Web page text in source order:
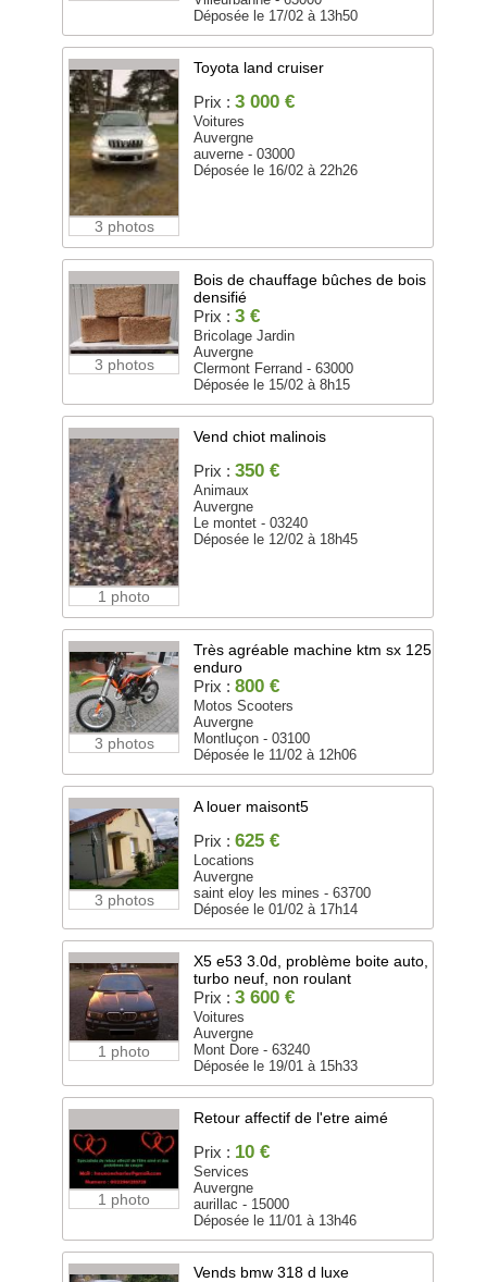
Déposée le 17/02 à 13h50
3 photos
Toyota land cruiser
Prix : 3 000 €
Voitures
Auvergne
auverne - 03000
Déposée le 16/02 à 22h26
3 photos
Bois de chauffage bûches de bois
densifié
Prix : 3 €
Bricolage Jardin
Auvergne
Clermont Ferrand - 63000
Déposée le 15/02 à 8h15
1 photo
Vend chiot malinois
Prix : 350 €
Animaux
Auvergne
Le montet - 03240
Déposée le 12/02 à 18h45
3 photos
Très agréable machine ktm sx 125
enduro
Prix : 800 €
Motos Scooters
Auvergne
Montluçon - 03100
Déposée le 11/02 à 12h06
3 photos
A louer maisont5
Prix : 625 €
Locations
Auvergne
saint eloy les mines - 63700
Déposée le 01/02 à 17h14
1 photo
X5 e53 3.0d, problème boite auto,
turbo neuf, non roulant
Prix : 3 600 €
Voitures
Auvergne
Mont Dore - 63240
Déposée le 19/01 à 15h33
1 photo
Retour affectif de l'etre aimé
Prix : 10 €
Services
Auvergne
aurillac - 15000
Déposée le 11/01 à 13h46
Vends bmw 318 d luxe